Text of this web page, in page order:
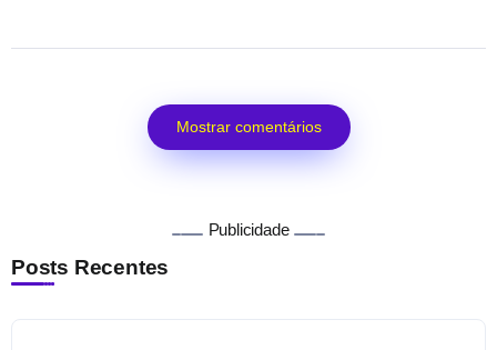
Mostrar comentários
Publicidade
Posts Recentes